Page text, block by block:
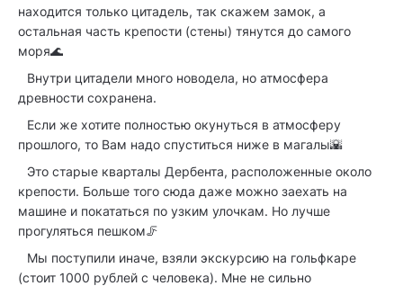
находится только цитадель, так скажем замок, а
остальная часть крепости (стены) тянутся до самого
моря🌊
⠀Внутри цитадели много новодела, но атмосфера
древности сохранена.
⠀Если же хотите полностью окунуться в атмосферу
прошлого, то Вам надо спуститься ниже в магалы🌇
⠀Это старые кварталы Дербента, расположенные около
крепости. Больше того сюда даже можно заехать на
машине и покататься по узким улочкам. Но лучше
прогуляться пешком🦵
⠀Мы поступили иначе, взяли экскурсию на гольфкаре
(стоит 1000 рублей с человека). Мне не сильно